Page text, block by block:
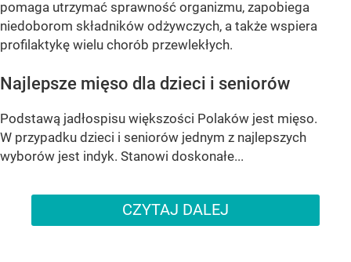
pomaga utrzymać sprawność organizmu, zapobiega
niedoborom składników odżywczych, a także wspiera
profilaktykę wielu chorób przewlekłych.
Najlepsze mięso dla dzieci i seniorów
Podstawą jadłospisu większości Polaków jest mięso.
W przypadku dzieci i seniorów jednym z najlepszych
wyborów jest indyk. Stanowi doskonałe...
CZYTAJ DALEJ